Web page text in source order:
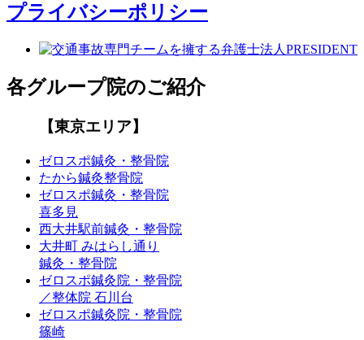
プライバシーポリシー
各グループ院のご紹介
【東京エリア】
ゼロスポ鍼灸・整骨院
たから鍼灸整骨院
ゼロスポ鍼灸・整骨院
喜多見
西大井駅前鍼灸・整骨院
大井町 みはらし通り
鍼灸・整骨院
ゼロスポ鍼灸院・整骨院
／整体院 石川台
ゼロスポ鍼灸院・整骨院
篠崎